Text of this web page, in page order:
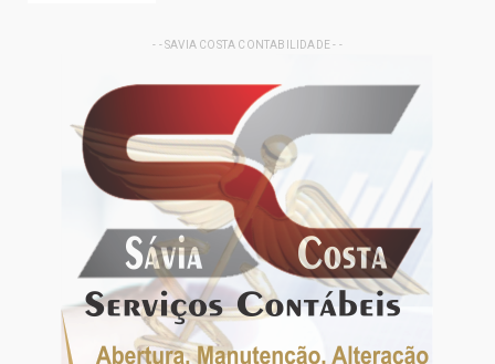
- - SAVIA COSTA CONTABILIDADE - -